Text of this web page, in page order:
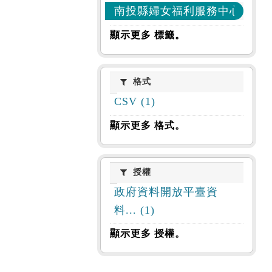
南投縣婦女福利服務中心 (1)
顯示更多 標籤。
格式格式
CSV (1)
顯示更多 格式。
授權授權
政府資料開放平臺資
料... (1)
顯示更多 授權。